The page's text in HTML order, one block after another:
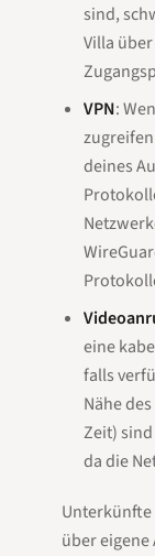
sind,
Villa
VPN:
deines
eine
falls
Nähe
Zeit)
da die
über